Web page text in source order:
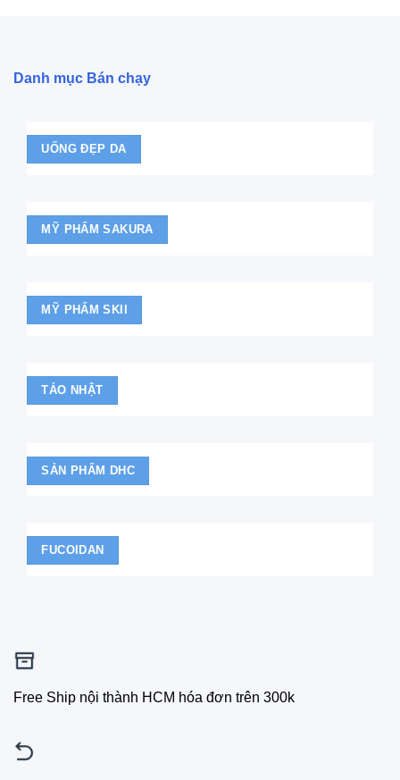
Danh mục Bán chạy
UỐNG ĐẸP DA
MỸ PHẨM SAKURA
MỸ PHẨM SKII
TẢO NHẬT
SẢN PHẨM DHC
FUCOIDAN
Free Ship nội thành HCM hóa đơn trên 300k